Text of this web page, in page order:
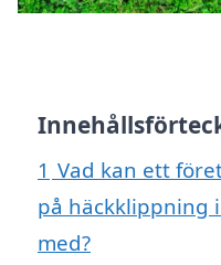
1 Vad kan ett
på häckklippning
med?